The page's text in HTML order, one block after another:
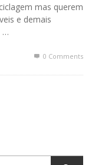
mas querem
e demais
…
0 Comments